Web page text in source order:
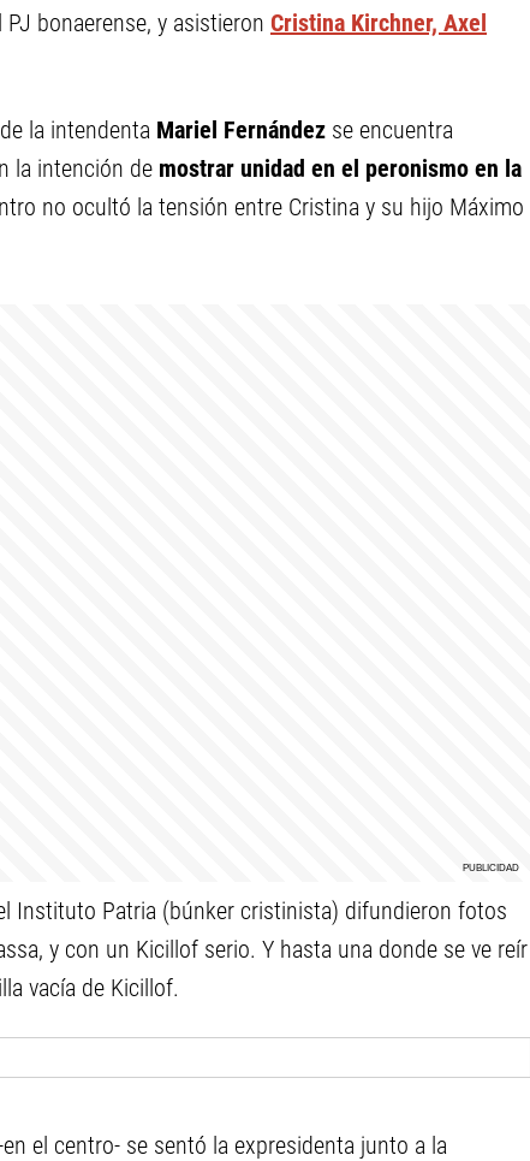
bonaerense, y asistieron Cristina Kirchner, Axel
la intendenta Mariel Fernández se encuentra
la intención de mostrar unidad en el peronismo en la
no ocultó la tensión entre Cristina y su hijo Máximo
Instituto Patria (búnker cristinista) difundieron fotos
y con un Kicillof serio. Y hasta una donde se ve reír
vacía de Kicillof.
el centro- se sentó la expresidenta junto a la